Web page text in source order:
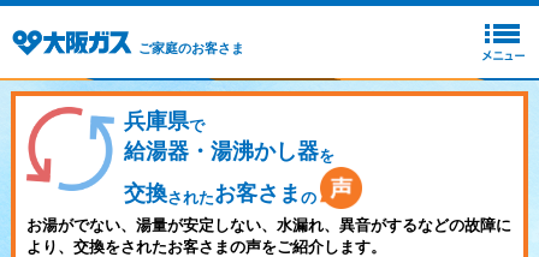
ご家庭のお客さま
兵庫県で
給湯器・湯沸かし器を
交換されたお客さま の
お湯がでない、湯量が安定しない、水漏れ、異音がするなどの故障に
より、交換をされたお客さまの声をご紹介します。